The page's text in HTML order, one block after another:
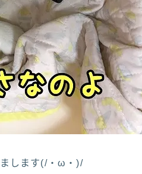
します(/・ω・)/